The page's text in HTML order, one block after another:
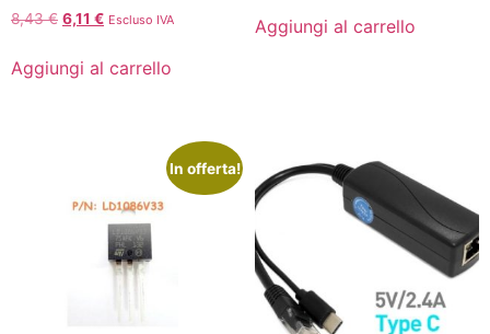
8,43€ 6,11 € Escluso IVA
Aggiungi al carrello
Aggiungi al carrello
In offerta!